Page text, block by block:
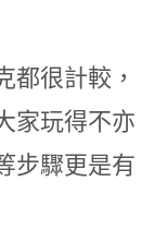
都很計較，
家玩得不亦
步驟更是有